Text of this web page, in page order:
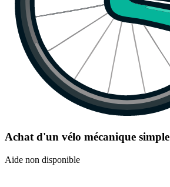
Achat d'un vélo mécanique simple
Aide non disponible